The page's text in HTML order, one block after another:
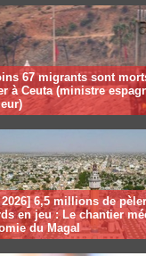
67 migrants sont
à Ceuta (ministre
6,5 millions de
en jeu : Le chantier
du Magal